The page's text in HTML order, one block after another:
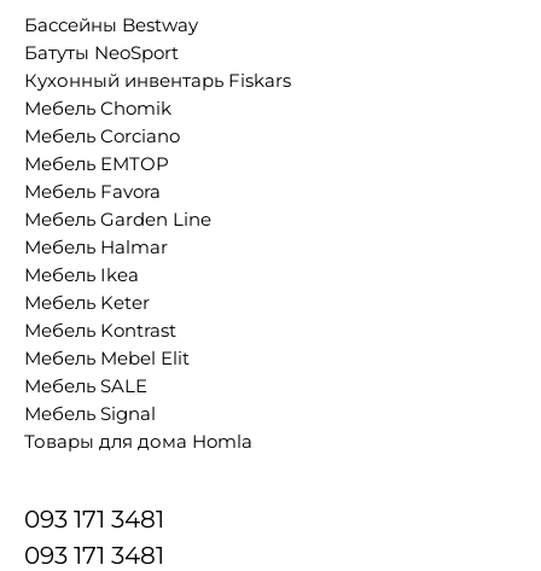
Бассейны Bestway
Батуты NeoSport
Кухонный инвентарь Fiskars
Мебель Chomik
Мебель Corciano
Мебель EMTOP
Мебель Favora
Мебель Garden Line
Мебель Halmar
Мебель Ikea
Мебель Keter
Мебель Kontrast
Мебель Mebel Elit
Мебель SALE
Мебель Signal
Товары для дома Homla
093 171 3481
093 171 3481